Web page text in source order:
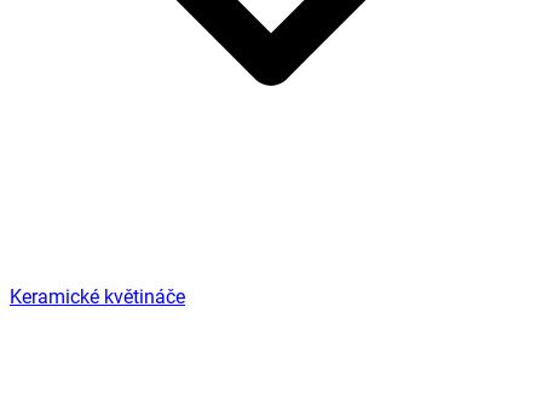
Keramické květináče